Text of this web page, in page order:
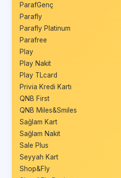
ParafGenç
Parafly
Parafly Platinum
Parafree
Play
Play Nakit
Play TLcard
Privia Kredi Kartı
QNB First
QNB Miles&Smiles
Sağlam Kart
Sağlam Nakit
Sale Plus
Seyyah Kart
Shop&Fly